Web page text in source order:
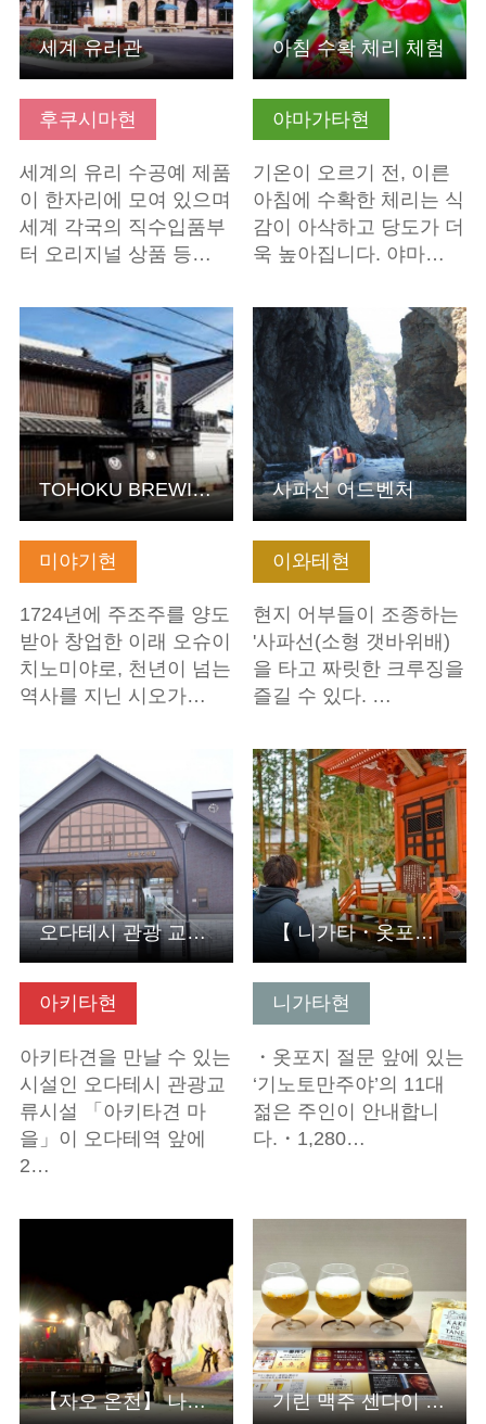
후쿠시마현
세계의 유리 수공예 제품
이 한자리에 모여 있으며
세계 각국의 직수입품부
터 오리지널 상품 등…
세계 유리관
야마가타현
기온이 오르기 전, 이른
아침에 수확한 체리는 식
감이 아삭하고 당도가 더
욱 높아집니다. 야마…
아침 수확 체리 체험
미야기현
1724년에 주조주를 양도
받아 창업한 이래 오슈이
치노미야로, 천년이 넘는
역사를 지닌 시오가…
기본정보 보기
TOHOKU BREWING Tourism'~역사와 전통을 자아내는 여행~(우라…
이와테현
현지 어부들이 조종하는
'사파선(소형 갯바위배)
을 타고 짜릿한 크루징을
즐길 수 있다. …
기본정보 보기
사파선 어드벤처
아키타현
아키타견을 만날 수 있는
시설인 오다테시 관광교
류시설 「아키타견 마
을」이 오다테역 앞에
2…
기본정보 보기
오다테시 관광 교류 시설 「아키타견 마을」(아키타현 오다테…
니가타현
・옷포지 절문 앞에 있는
‘기노토만주야’의 11대
젊은 주인이 안내합니
다.・1,280…
기본정보 보기
【 니가타・옷포지・가이드투어】명물 만주 서비스 포함! 명사…
【자오 온천】 나이트 크루저호를 타고 떠나는 수빙 환상 회랑… 기린 맥주 센다이 공장